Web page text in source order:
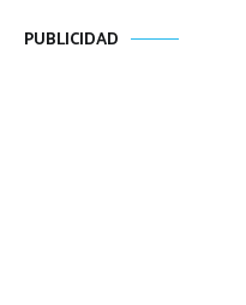
PUBLICIDAD